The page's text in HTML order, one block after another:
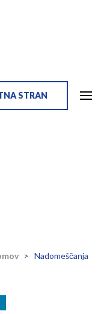
STRAN
> Nadomeščanja